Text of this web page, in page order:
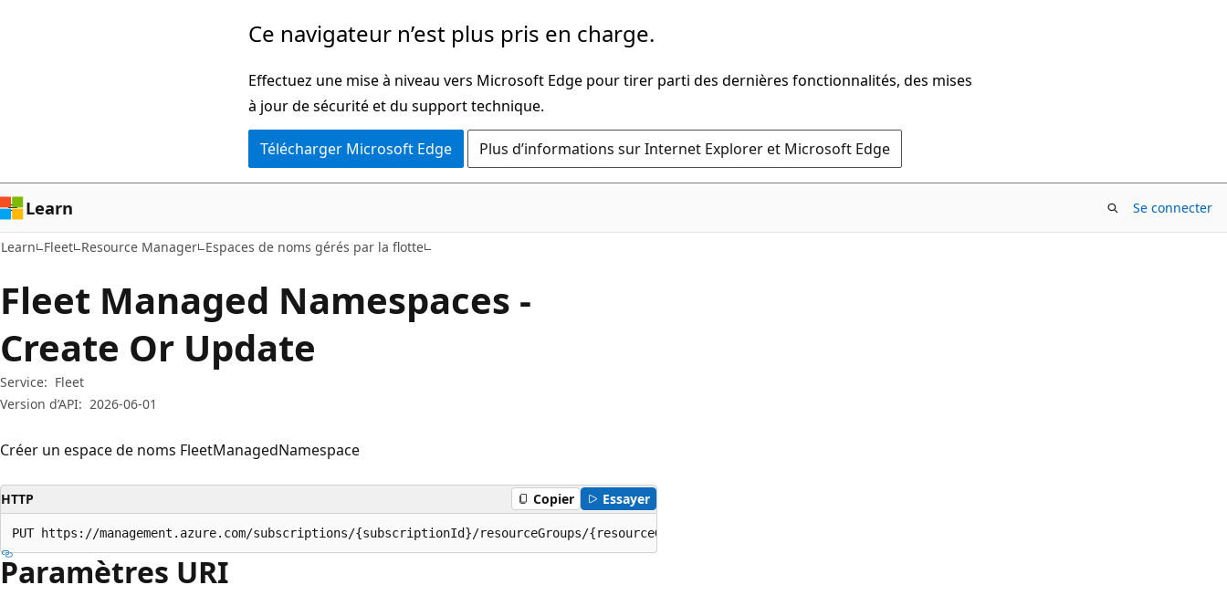
page
Ce navigateur n’est plus pris en charge.
Effectuez une mise à niveau vers Microsoft Edge pour tirer parti des dernières fonctionnalités, des mises
à jour de sécurité et du support technique.
Télécharger Microsoft Edge Plus d’informations sur Internet Explorer et Microsoft Edge
Learn Se connecter
Learn Fleet Resource Manager Espaces de noms gérés par la flotte
Fleet Managed Namespaces -
Create Or Update
Service: Fleet
Version d’API: 2026-06-01
Créer un espace de noms FleetManagedNamespace
HTTP Copier Essayer
PUT https://management.azure.com/subscriptions/{subscriptionId}/resourceGroups/{resourceGroupName}/providers/Microsoft.ContainerService/fleets/{fleetName}/
Paramètres URI